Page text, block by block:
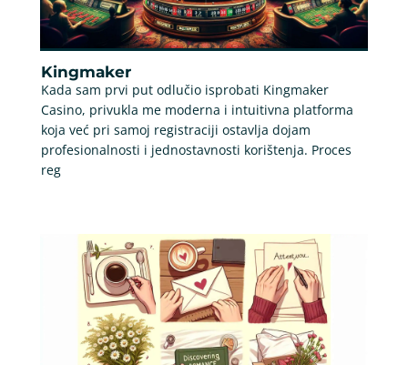
Kingmaker
Kada sam prvi put odlučio isprobati Kingmaker
Casino, privukla me moderna i intuitivna platforma
koja već pri samoj registraciji ostavlja dojam
profesionalnosti i jednostavnosti korištenja. Proces
reg